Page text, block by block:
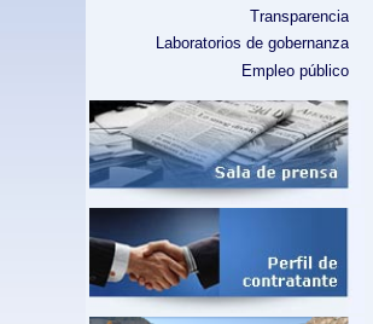
Transparencia
Laboratorios de gobernanza
Empleo público